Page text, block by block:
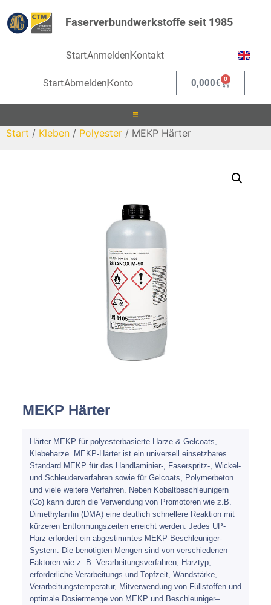
Faserverbundwerkstoffe seit 1985
StartAnmeldenKontakt
StartAbmelden Konto 0,000€ 0
Laminieren
Kernmaterial
Werkzeug
Mirka
Start / Kleben / Polyester / MEKP Härter
MEKP Härter
Härter MEKP für polyesterbasierte Harze & Gelcoats,
Klebeharze. MEKP-Härter ist ein universell einsetzbares
Standard MEKP für das Handlaminier-, Faserspritz-, Wickel-
und Schleuderverfahren sowie für Gelcoats, Polymerbeton
und viele weitere Verfahren. Neben Kobaltbeschleunigern
(Co) kann durch die Verwendung von Promotoren wie z.B.
Dimethylanilin (DMA) eine deutlich schnellere Reaktion mit
kürzeren Entformungszeiten erreicht werden. Jedes UP-
Harz erfordert ein abgestimmtes MEKP-Beschleuniger-
System. Die benötigten Mengen sind von verschiedenen
Faktoren wie z. B. Verarbeitungsverfahren, Harztyp,
erforderliche Verarbeitungs-und Topfzeit, Wandstärke,
Verarbeitungstemperatur, Mitverwendung von Füllstoffen und
optimale Dosiermenge von MEKP und Beschleuniger–